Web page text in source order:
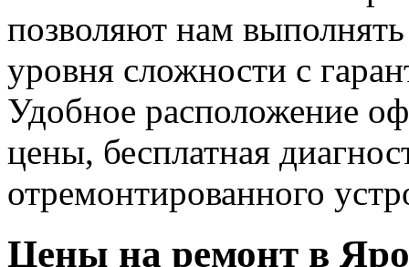
позволяют нам
уровня сложности с
Удобное расположение
цены, бесплатная
отремонтированного
Цены на ремонт в